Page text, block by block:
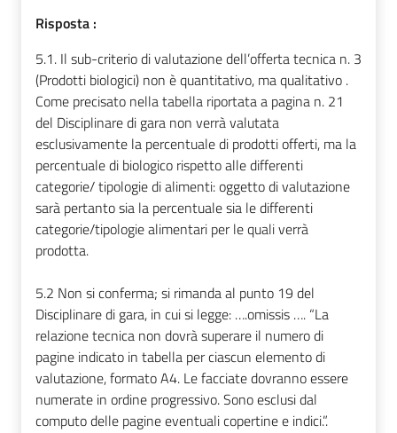
Risposta :
5.1. Il sub-criterio di valutazione dell’offerta tecnica n. 3
(Prodotti biologici) non è quantitativo, ma qualitativo .
Come precisato nella tabella riportata a pagina n. 21
del Disciplinare di gara non verrà valutata
esclusivamente la percentuale di prodotti offerti, ma la
percentuale di biologico rispetto alle differenti
categorie/ tipologie di alimenti: oggetto di valutazione
sarà pertanto sia la percentuale sia le differenti
categorie/tipologie alimentari per le quali verrà
prodotta.
5.2 Non si conferma; si rimanda al punto 19 del
Disciplinare di gara, in cui si legge: ….omissis …. “La
relazione tecnica non dovrà superare il numero di
pagine indicato in tabella per ciascun elemento di
valutazione, formato A4. Le facciate dovranno essere
numerate in ordine progressivo. Sono esclusi dal
computo delle pagine eventuali copertine e indici.”.